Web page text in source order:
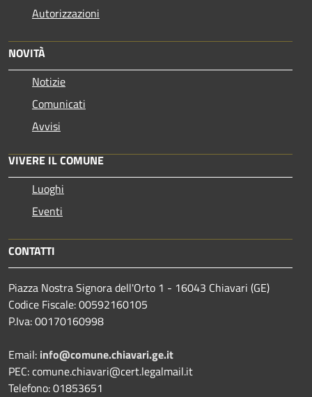
Autorizzazioni
NOVITÀ
Notizie
Comunicati
Avvisi
VIVERE IL COMUNE
Luoghi
Eventi
CONTATTI
Piazza Nostra Signora dell'Orto 1 - 16043 Chiavari (GE)
Codice Fiscale: 00592160105
P.Iva: 00170160998
Email: info@comune.chiavari.ge.it
PEC: comune.chiavari@cert.legalmail.it
Telefono: 01853651